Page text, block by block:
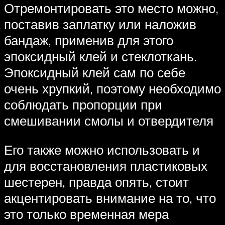
Отремонтировать это место можно,
поставив заплатку или наложив
бандаж, применив для этого
эпоксидный клей и стеклоткань.
Эпоксидный клей сам по себе
очень хрупкий, поэтому необходимо
соблюдать пропорции при
смешивании смолы и отвердителя
Его также можно использовать и
для восстановления пластиковых
шестерен, правда опять, стоит
акцентировать внимание на то, что
это только временная мера